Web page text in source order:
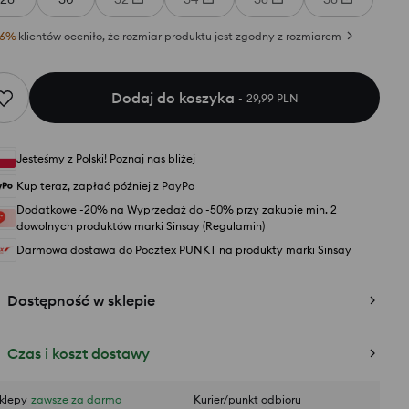
% klientów oceniło, że rozmiar produktu jest zgodny z rozmiarem
Dodaj do koszyka 29,99 PLN
Jesteśmy z Polski! Poznaj nas bliżej
Kup teraz, zapłać później z PayPo
Dodatkowe -20% na Wyprzedaż do -50% przy zakupie min. 2
dowolnych produktów marki Sinsay (Regulamin)
Darmowa dostawa do Pocztex PUNKT na produkty marki Sinsay
Dostępność w sklepie
Czas i koszt dostawy
zawsze za darmo Kurier/punkt odbioru